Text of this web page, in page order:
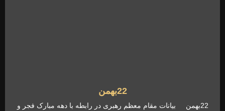
22بهمن
22بهمن بیانات مقام معظم رهبری در رابطه با دهه مبارک فجر و